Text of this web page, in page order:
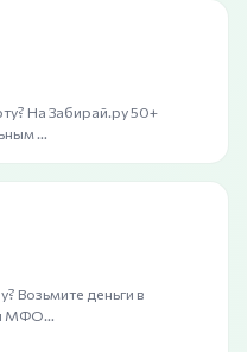
На Забирай.ру 50+
…
Возьмите деньги в
МФО…